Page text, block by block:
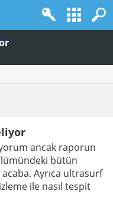
ancak raporun
bütün
Ayrıca ultrasurf
ile nasıl tespit